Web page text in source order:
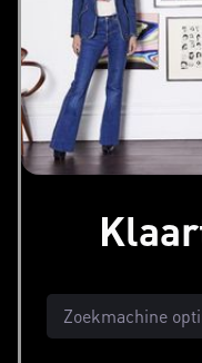
Zoekmachine